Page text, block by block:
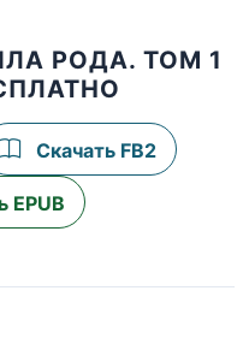
РОДА. ТОМ 1
Скачать FB2
EPUB